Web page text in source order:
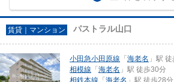
賃貸｜マンション パストラル山口
小田急小田原線 「海老名 」駅
相模線 「海老名 」駅 徒歩30分
相鉄本線 「海老名 」駅 徒歩28分